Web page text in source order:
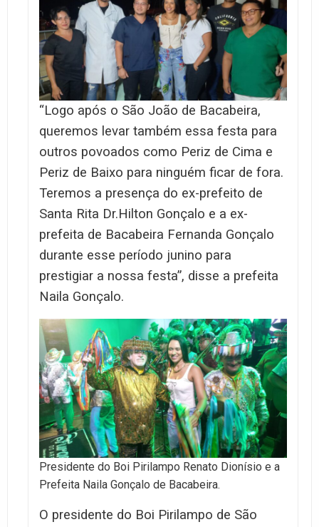
“Logo após o São João de Bacabeira,
queremos levar também essa festa para
outros povoados como Periz de Cima e
Periz de Baixo para ninguém ficar de fora.
Teremos a presença do ex-prefeito de
Santa Rita Dr.Hilton Gonçalo e a ex-
prefeita de Bacabeira Fernanda Gonçalo
durante esse período junino para
prestigiar a nossa festa”, disse a prefeita
Naila Gonçalo.
Presidente do Boi Pirilampo Renato Dionísio e a
Prefeita Naila Gonçalo de Bacabeira.
O presidente do Boi Pirilampo de São